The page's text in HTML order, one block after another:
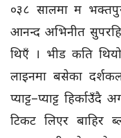
०३८ सालमा म
आनन्द अभिनीत
थिएँ । भीड कति
लाइनमा बसेका
प्याट्ट–प्याट्ट
टिकट लिएर बाहिर